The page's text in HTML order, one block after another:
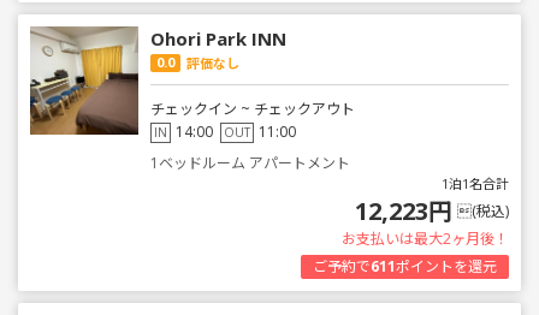
Ohori Park INN
0.0 評価なし
チェックイン ~ チェックアウト
IN 14:00 OUT 11:00
1ベッドルーム アパートメント
1泊1名合計
12,223円 (税込)
お支払いは最大2ヶ月後！
ご予約で611ポイントを還元